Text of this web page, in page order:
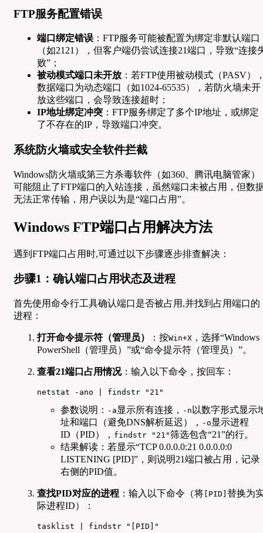
FTP服务配置错误
端口绑定错误 ：FTP服务可能被配置为绑定非默认端口
（如2121），但客户端仍尝试连接21端口，导致“连接
败”；
被动模式端口未开放 ：若FTP使用被动模式（PASV）
数据端口为动态端口（如1024-65535），若防火墙未开
放这些端口，会导致连接超时；
IP地址绑定冲突 ：FTP服务绑定了多个IP地址，或绑定
了不存在的IP，导致端口冲突。
系统防火墙或安全软件拦截
Windows防火墙或第三方杀毒软件（如360、腾讯电脑管家）
可能阻止了FTP端口的入站连接，虽然端口未被占用，但数
无法正常传输，用户误以为是“端口占用”。
Windows FTP端口占用解决方法
遇到FTP端口占用时,可通过以下步骤逐步排查解决：
步骤1：确认端口占用状态及进程
首先使用命令行工具确认端口是否被占用,并找到占用端口的
进程：
打开命令提示符（管理员） ：按Win+X ，选择“Windows
PowerShell（管理员）”或“命令提示符（管理员）”。
查看21端口占用情况：输入以下命令，按回车：
netstat -ano | findstr "21"
参数说明： -a 显示所有连接， -n 以数字形式显示
址和端口（避免DNS解析延迟）， -o 显示进程
ID（PID）， findstr "21"筛选包含“21”的行。
结果解读：若显示“TCP 0.0.0.0:21 0.0.0.0:0
LISTENING [PID]”，则说明21端口被占用，记录
右侧的PID值。
查找PID对应的进程 ：输入以下命令（将 [PID] 替换为
际进程ID）：
tasklist | findstr "[PID]"